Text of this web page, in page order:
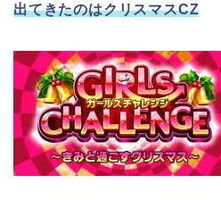
出てきたのはクリスマスCZ